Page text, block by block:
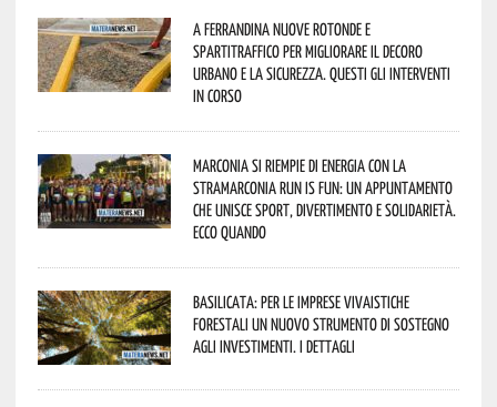
A Ferrandina nuove rotonde e
spartitraffico per migliorare il decoro
urbano e la sicurezza. Questi gli interventi
in corso
Marconia si riempie di energia con la
StraMarconia Run is Fun: un appuntamento
che unisce sport, divertimento e solidarietà.
Ecco quando
Basilicata: per le imprese vivaistiche
forestali un nuovo strumento di sostegno
agli investimenti. I dettagli